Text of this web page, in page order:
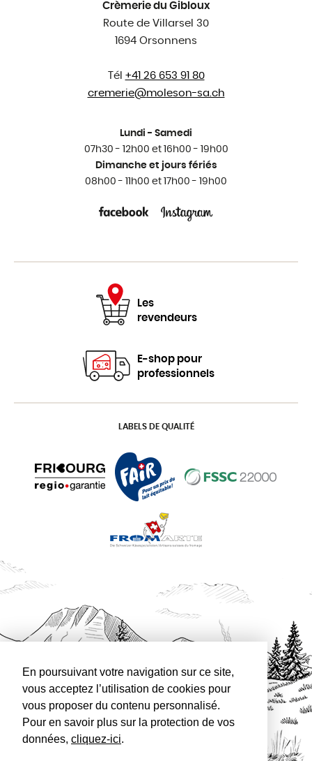
En poursuivant votre navigation sur ce site,
vous acceptez l’utilisation de cookies pour
vous proposer du contenu personnalisé.
Pour en savoir plus sur la protection de vos
données, cliquez-ici.
Crèmerie du Gibloux
Route de Villarsel 30
1694 Orsonnens
Tél +41 26 653 91 80
cremerie@moleson-sa.ch
Lundi - Samedi
07h30 - 12h00 et 16h00 - 19h00
Dimanche et jours fériés
08h00 - 11h00 et 17h00 - 19h00
Les
revendeurs
E-shop pour
professionnels
LABELS DE QUALITÉ